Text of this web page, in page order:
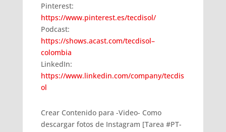
Pinterest:
https://www.pinterest.es/tecdisol/
Podcast:
https://shows.acast.com/tecdisol–
colombia
LinkedIn:
https://www.linkedin.com/company/tecdis
ol
Crear Contenido para -Video- Como
descargar fotos de Instagram [Tarea #PT-